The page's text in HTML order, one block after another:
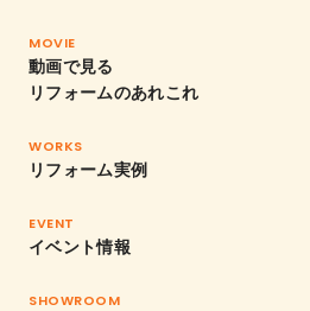
MOVIE
動画で見る
リフォームのあれこれ
WORKS
リフォーム実例
EVENT
イベント情報
SHOWROOM